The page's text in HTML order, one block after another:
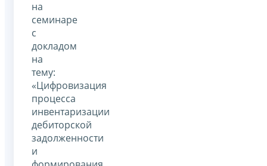
на
семинаре
с
докладом
на
тему:
«Цифровизация
процесса
инвентаризации
дебиторской
задолженности
и